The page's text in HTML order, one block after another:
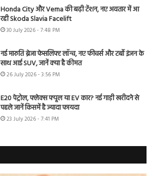
Honda City और Verna की बढ़ी टेंशन, नए अवतार में आ
रही Skoda Slavia Facelift
30 July 2026 - 7:48 PM
नई मारुति ब्रेजा फेसलिफ्ट लॉन्च, नए फीचर्स और टर्बो इंजन के
साथ आई SUV, जानें क्या है कीमत
26 July 2026 - 3:56 PM
E20 पेट्रोल, फ्लेक्स फ्यूल या EV कार? नई गाड़ी खरीदने से
पहले जानें किसमें है ज्यादा फायदा
23 July 2026 - 7:41 PM